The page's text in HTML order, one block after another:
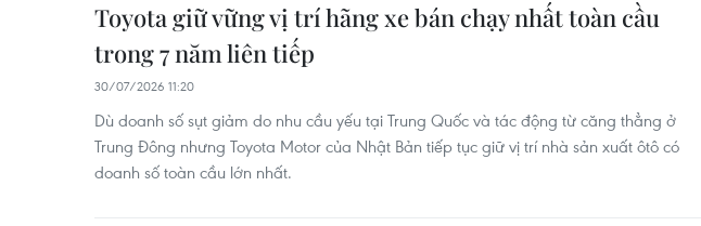
Toyota giữ vững vị trí hãng xe bán chạy nhất toàn cầu
trong 7 năm liên tiếp
30/07/2026 11:20
Dù doanh số sụt giảm do nhu cầu yếu tại Trung Quốc và tác động từ căng thẳng ở
Trung Đông nhưng Toyota Motor của Nhật Bản tiếp tục giữ vị trí nhà sản xuất ôtô có
doanh số toàn cầu lớn nhất.